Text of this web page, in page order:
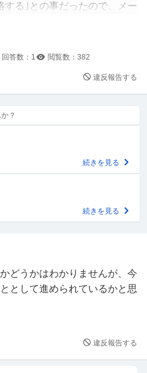
する｣との事だったので、メー
に確認していました。
あるようで、そのリンク先が
気づいた頃にはもうリンク
。
はとても感じてますが、もう
落とされましたか？
送ってほしいという旨はメッ
回答数： 1 閲覧数： 382
違反報告する
？
続きを見る
続きを見る
どうかはわかりませんが、今
として進められているかと思
違反報告する